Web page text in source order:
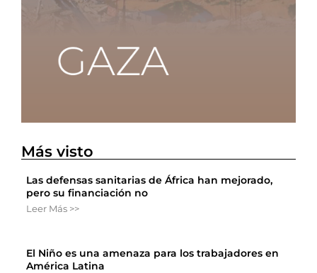
Más visto
Las defensas sanitarias de África han mejorado,
pero su financiación no
Leer Más >>
El Niño es una amenaza para los trabajadores en
América Latina